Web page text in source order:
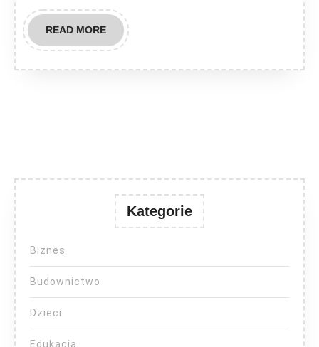
READ MOREREAD
MORE
Kategorie
Biznes
Budownictwo
Dzieci
Edukacja